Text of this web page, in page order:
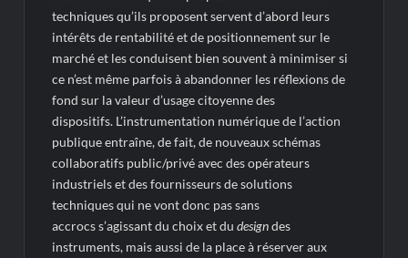
techniques qu’ils proposent servent d’abord leurs
intérêts de rentabilité et de positionnement sur le
marché et les conduisent bien souvent à minimiser si
ce n’est même parfois à abandonner les réflexions de
fond sur la valeur d’usage citoyenne des
dispositifs. L’instrumentation numérique de l’action
publique entraîne, de fait, de nouveaux schémas
collaboratifs public/privé avec des opérateurs
industriels et des fournisseurs de solutions
techniques qui ne vont donc pas sans
accrocs s’agissant du choix et dudesigndes
instruments, mais aussi de la place à réserver aux